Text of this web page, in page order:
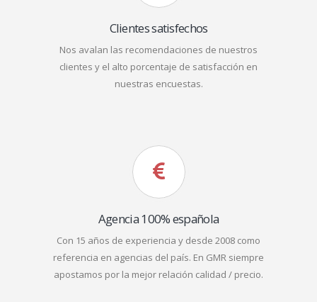
Clientes satisfechos
Nos avalan las recomendaciones de nuestros
clientes y el alto porcentaje de satisfacción en
nuestras encuestas.
Agencia 100% española
Con 15 años de experiencia y desde 2008 como
referencia en agencias del país. En GMR siempre
apostamos por la mejor relación calidad / precio.